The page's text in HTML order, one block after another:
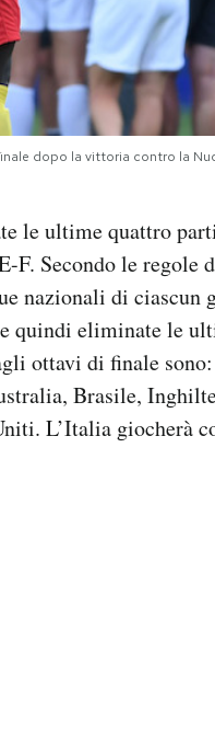
dopo la vittoria contro la
le ultime quattro
Secondo le regole
nazionali di ciascun
quindi eliminate le
ottavi di finale
Brasile,
L’Italia giocherà